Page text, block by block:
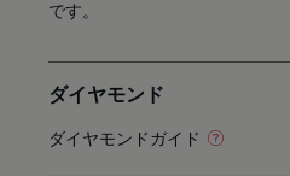
です。
ダイヤモンド
ダイヤモンドガイド